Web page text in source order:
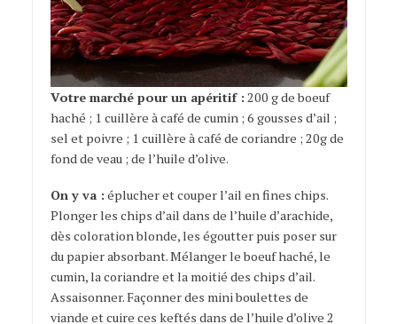
Votre marché pour un apéritif : 200 g de boeuf
haché ; 1 cuillère à café de cumin ; 6 gousses d’ail ;
sel et poivre ; 1 cuillère à café de coriandre ; 20g de
fond de veau ; de l’huile d’olive.
On y va : éplucher et couper l’ail en fines chips.
Plonger les chips d’ail dans de l’huile d’arachide,
dès coloration blonde, les égoutter puis poser sur
du papier absorbant. Mélanger le boeuf haché, le
cumin, la coriandre et la moitié des chips d’ail.
Assaisonner. Façonner des mini boulettes de
viande et cuire ces keftés dans de l’huile d’olive 2